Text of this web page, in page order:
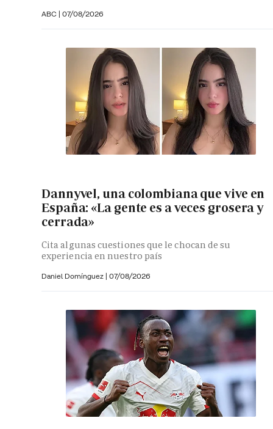
ABC | 07/08/2026
Dannyvel, una colombiana que vive en
España: «La gente es a veces grosera y
cerrada»
Cita algunas cuestiones que le chocan de su
experiencia en nuestro país
Daniel Domínguez | 07/08/2026